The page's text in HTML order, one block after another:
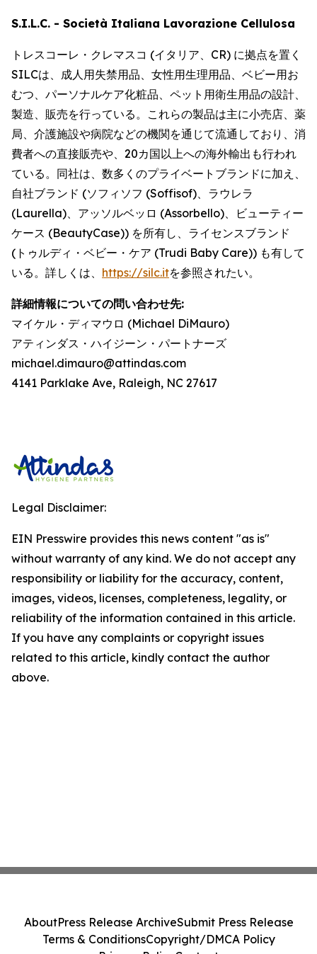
S.I.L.C. - Società Italiana Lavorazione Cellulosa
トレスコーレ・クレマスコ (イタリア、CR) に拠点を置く
SILCは、成人用失禁用品、女性用生理用品、ベビー用お
むつ、パーソナルケア化粧品、ペット用衛生用品の設計、
製造、販売を行っている。これらの製品は主に小売店、薬
局、介護施設や病院などの機関を通じて流通しており、消
費者への直接販売や、20カ国以上への海外輸出も行われ
ている。同社は、数多くのプライベートブランドに加え、
自社ブランド (ソフィソフ (Soffisof)、ラウレラ
(Laurella)、アッソルベッロ (Assorbello)、ビューティー
ケース (BeautyCase)) を所有し、ライセンスブランド
(トゥルディ・ベビー・ケア (Trudi Baby Care)) も有して
いる。詳しくは、 https://silc.itを参照されたい。
詳細情報についての問い合わせ先:
マイケル・ディマウロ (Michael DiMauro)
アティンダス・ハイジーン・パートナーズ
michael.dimauro@attindas.com
4141 Parklake Ave, Raleigh, NC 27617
Legal Disclaimer:
EIN Presswire provides this news content "as is"
without warranty of any kind. We do not accept any
responsibility or liability for the accuracy, content,
images, videos, licenses, completeness, legality, or
reliability of the information contained in this article.
If you have any complaints or copyright issues
related to this article, kindly contact the author
above.
AboutPress Release ArchiveSubmit Press Release
Terms & ConditionsCopyright/DMCA Policy